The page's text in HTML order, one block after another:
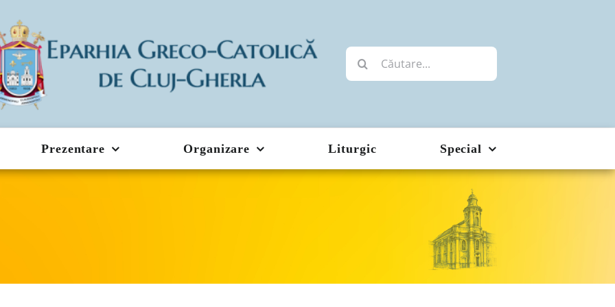
Cautare...
Prezentare Organizare Liturgic Special